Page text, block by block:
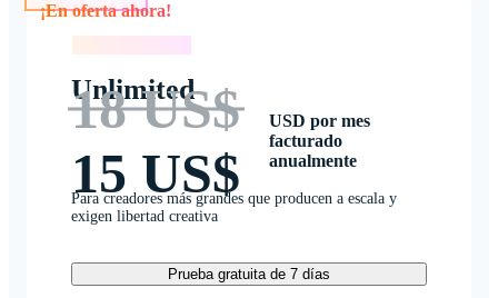
Unlimited
18 US$
15 US$
USD por mes
facturado
anualmente
Para creadores más grandes que producen a escala y
exigen libertad creativa
Prueba gratuita de 7 días